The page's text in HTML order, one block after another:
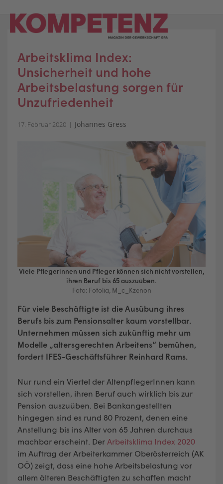
content
Arbeitsklima Index:
Unsicherheit und hohe
Arbeitsbelastung sorgen für
Unzufriedenheit
17. Februar 2020 Johannes Gress
Viele Pflegerinnen und Pfleger können sich nicht vorstellen,
ihren Beruf bis 65 auszuüben.
Foto: Fotolia, M_c_Kzenon
Für viele Beschäftigte ist die Ausübung ihres
Berufs bis zum Pensionsalter kaum vorstellbar.
Unternehmen müssen sich zukünftig mehr um
Modelle „altersgerechten Arbeitens“ bemühen,
fordert IFES-Geschäftsführer Reinhard Rams.
Nur rund ein Viertel der AltenpflegerInnen kann
sich vorstellen, ihren Beruf auch wirklich bis zur
Pension auszuüben. Bei Bankangestellten
hingegen sind es rund 80 Prozent, denen eine
Anstellung bis ins Alter von 65 Jahren durchaus
machbar erscheint. Der Arbeitsklima Index 2020
im Auftrag der Arbeiterkammer Oberösterreich (AK
OÖ) zeigt, dass eine hohe Arbeitsbelastung vor
allem älteren Beschäftigten zu schaffen macht